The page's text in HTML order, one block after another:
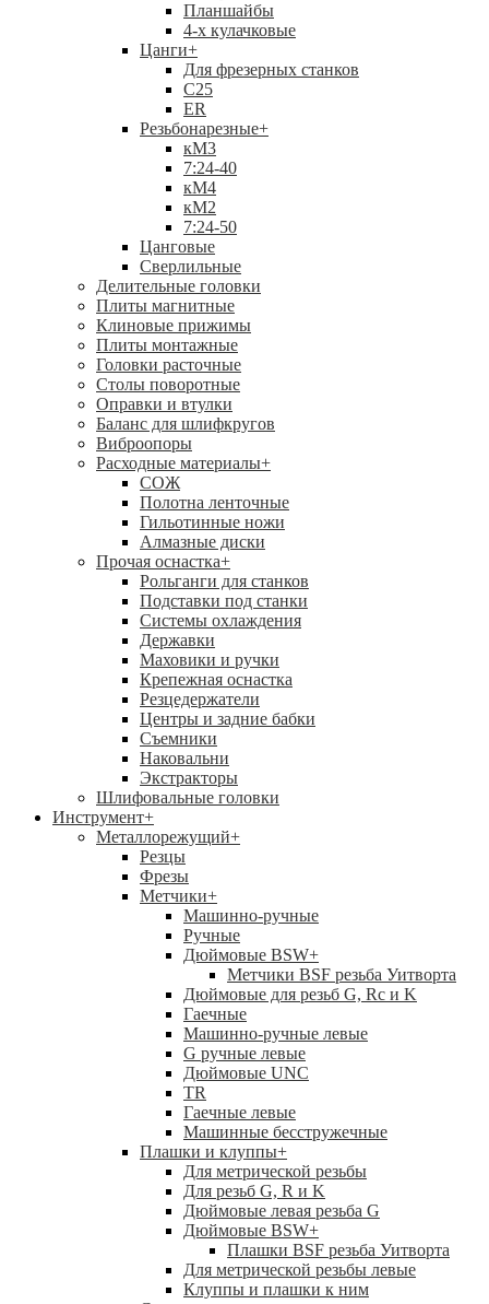
Планшайбы
4-х кулачковые
Цанги+
Для фрезерных станков
С25
ER
Резьбонарезные+
кМ3
7:24-40
кМ4
кМ2
7:24-50
Цанговые
Сверлильные
Делительные головки
Плиты магнитные
Клиновые прижимы
Плиты монтажные
Головки расточные
Столы поворотные
Оправки и втулки
Баланс для шлифкругов
Виброопоры
Расходные материалы+
СОЖ
Полотна ленточные
Гильотинные ножи
Алмазные диски
Прочая оснастка+
Рольганги для станков
Подставки под станки
Системы охлаждения
Державки
Маховики и ручки
Крепежная оснастка
Резцедержатели
Центры и задние бабки
Съемники
Наковальни
Экстракторы
Шлифовальные головки
Инструмент+
Металлорежущий+
Резцы
Фрезы
Метчики+
Машинно-ручные
Ручные
Дюймовые BSW+
Метчики BSF резьба Уитворта
Дюймовые для резьб G, Rc и K
Гаечные
Машинно-ручные левые
G ручные левые
Дюймовые UNC
TR
Гаечные левые
Машинные бесстружечные
Плашки и клуппы+
Для метрической резьбы
Для резьб G, R и K
Дюймовые левая резьба G
Дюймовые BSW+
Плашки BSF резьба Уитворта
Для метрической резьбы левые
Клуппы и плашки к ним